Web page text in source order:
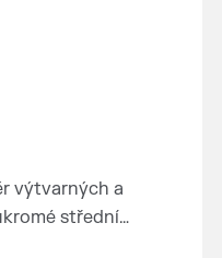
výtvarných a
střední